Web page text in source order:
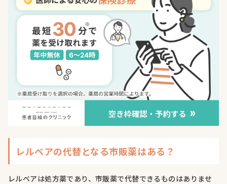
レルベアの代替となる市販薬はある？
レルベアは処方薬であり、市販薬で代替できるものはありませ